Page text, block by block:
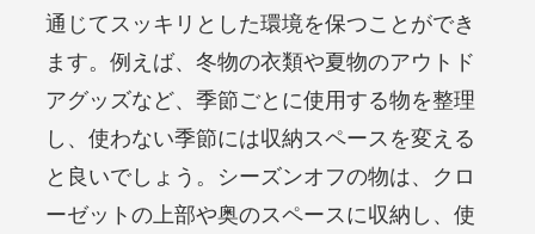
通じてスッキリとした環境を保つことができ
ます。例えば、冬物の衣類や夏物のアウトド
アグッズなど、季節ごとに使用する物を整理
し、使わない季節には収納スペースを変える
と良いでしょう。シーズンオフの物は、クロ
ーゼットの上部や奥のスペースに収納し、使